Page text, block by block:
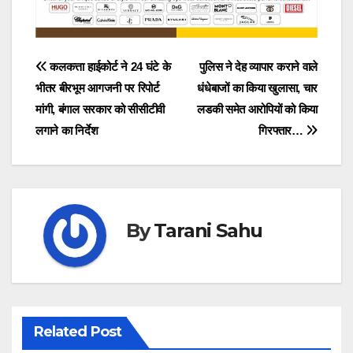
Post
navigation
पुलिस ने देह व्यापार कराने वाले
धंधेबाजों का किया खुलासा, चार
लडकी समेत आरोपियों को किया
गिरफ्तार…
कलकत्ता हाईकोर्ट ने 24 घंटे के
भीतर बीरभूम आगजनी पर रिपोर्ट
मांगी, बंगाल सरकार को सीसीटीवी
लगाने का निर्देश
ByTarani Sahu
Related Post